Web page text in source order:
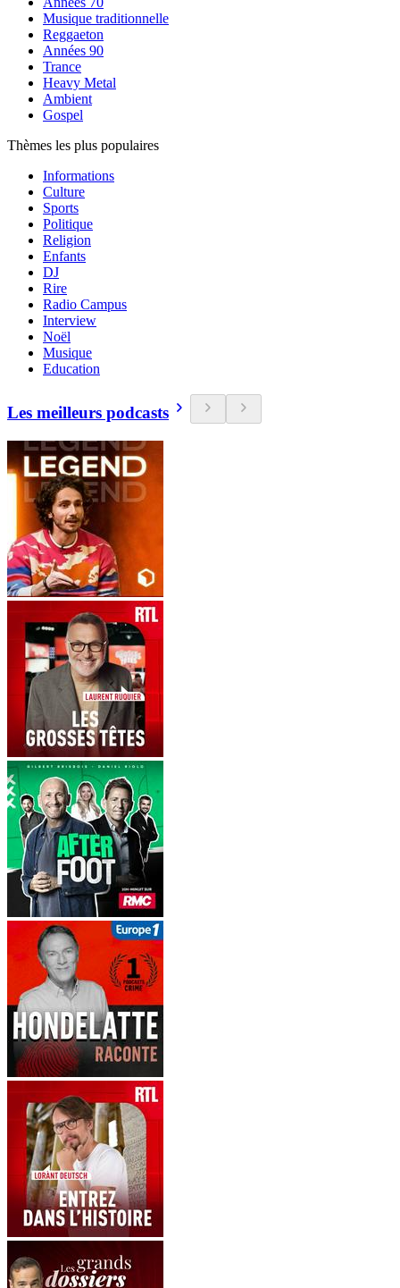
Musique traditionnelle
Reggaeton
Années 90
Trance
Heavy Metal
Ambient
Gospel
Thèmes les plus populaires
Informations
Culture
Sports
Politique
Religion
Enfants
DJ
Rire
Radio Campus
Interview
Noël
Musique
Education
Les meilleurs podcasts